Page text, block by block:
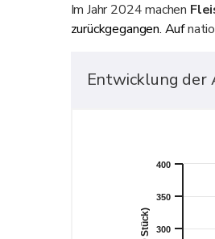
Im Jahr 2024 machen
zurückgegangen. Auf
Entwicklung der
300
350
400